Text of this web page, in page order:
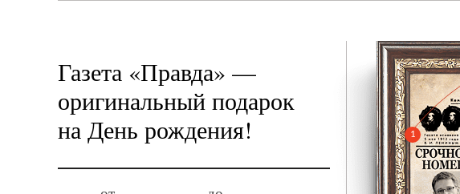
Газета «Правда» —
оригинальный подарок
на День рождения!
1